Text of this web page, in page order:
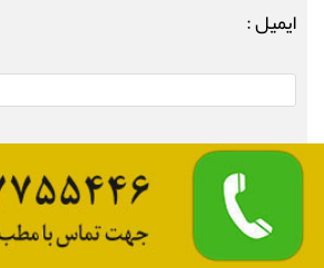
ایمیل :
متن پیـام :